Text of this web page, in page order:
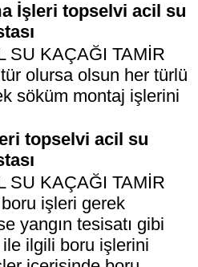
İşleri topselvi acil su
SU KAÇAĞI TAMİR
olursa olsun her türlü
söküm montaj işlerini
topselvi acil su
SU KAÇAĞI TAMİR
işleri gerek
yangın tesisatı gibi
ilgili boru işlerini